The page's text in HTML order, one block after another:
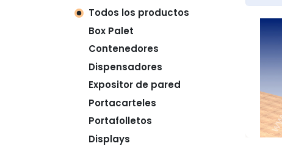
Todos los productos
Box Palet
Contenedores
Dispensadores
Expositor de pared
Portacarteles
Portafolletos
Displays